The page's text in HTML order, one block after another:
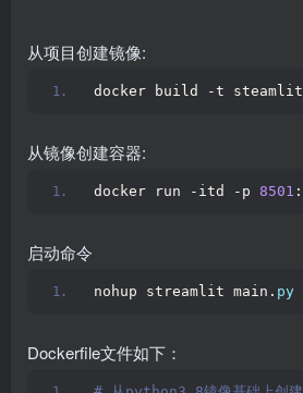
从项目创建镜像:
docker build -t
从镜像创建容器:
docker run -itd -p 8501 :
启动命令
nohup streamlit main. py
Dockerfile文件如下：